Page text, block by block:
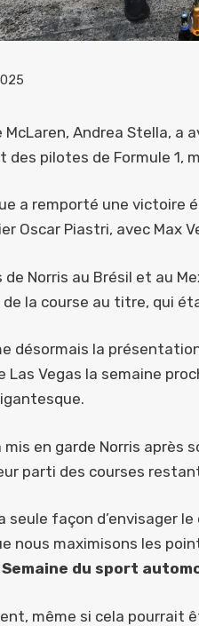
Andrea Stella, a
des pilotes de Formule 1,
a remporté une victoire
Oscar Piastri, avec Max
de Norris au Brésil et au
la course au titre, qui
désormais la
Las Vegas la semaine
mis en garde Norris après
parti des courses
seule façon d’envisager
nous maximisons les
Semaine du sport
même si cela pourrait